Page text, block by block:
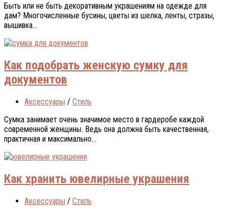
Быть или не быть декоративным украшениям на одежде для
дам? Многочисленные бусины, цветы из шелка, ленты, стразы,
вышивка...
Как подобрать женскую сумку для
документов
Аксессуары / Стиль
Сумка занимает очень значимое место в гардеробе каждой
современной женщины. Ведь она должна быть качественная,
практичная и максимально...
Как хранить ювелирные украшения
Аксессуары / Стиль